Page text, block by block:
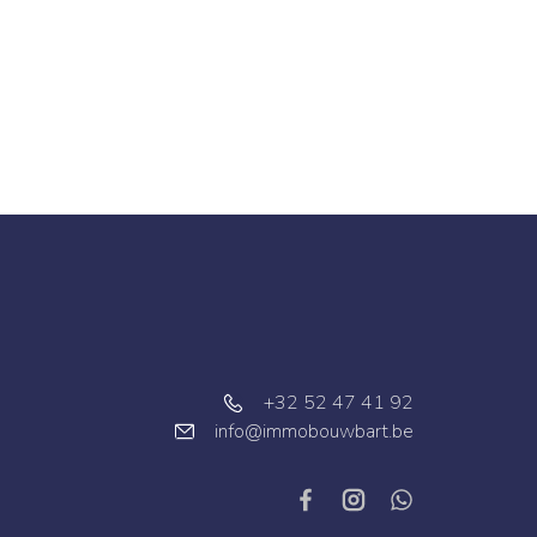
+32 52 47 41 92
info@immobouwbart.be